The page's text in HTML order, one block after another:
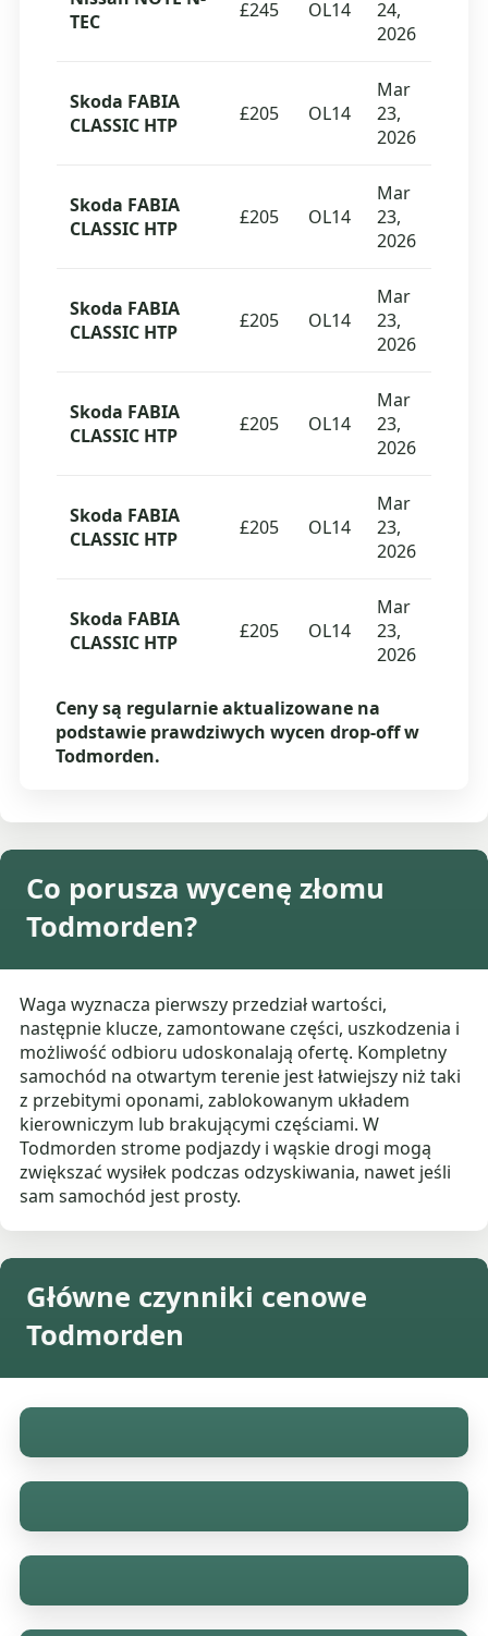
TEC
£245 OL14
24,
2026
Skoda FABIA
CLASSIC HTP
£205 OL14
Mar
23,
2026
Skoda FABIA
CLASSIC HTP
£205 OL14
Mar
23,
2026
Skoda FABIA
CLASSIC HTP
£205 OL14
Mar
23,
2026
Skoda FABIA
CLASSIC HTP
£205 OL14
Mar
23,
2026
Skoda FABIA
CLASSIC HTP
£205 OL14
Mar
23,
2026
Skoda FABIA
CLASSIC HTP
£205 OL14
Mar
23,
2026
Ceny są regularnie aktualizowane na
podstawie prawdziwych wycen drop-off w
Todmorden.
Co porusza wycenę złomu
Todmorden?
Waga wyznacza pierwszy przedział wartości,
następnie klucze, zamontowane części, uszkodzenia i
możliwość odbioru udoskonalają ofertę. Kompletny
samochód na otwartym terenie jest łatwiejszy niż taki
z przebitymi oponami, zablokowanym układem
kierowniczym lub brakującymi częściami. W
Todmorden strome podjazdy i wąskie drogi mogą
zwiększać wysiłek podczas odzyskiwania, nawet jeśli
sam samochód jest prosty.
Główne czynniki cenowe
Todmorden